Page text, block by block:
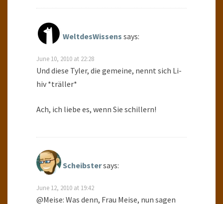
WeltdesWissens says:
June 10, 2010 at 22:28
Und diese Tyler, die gemeine, nennt sich Li-
hiv *träller*
Ach, ich liebe es, wenn Sie schillern!
Scheibstersays:
June 12, 2010 at 19:42
@Meise: Was denn, Frau Meise, nun sagen